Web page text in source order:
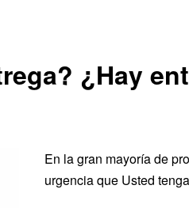
¿Hay
En la gran mayoría de
urgencia que Usted